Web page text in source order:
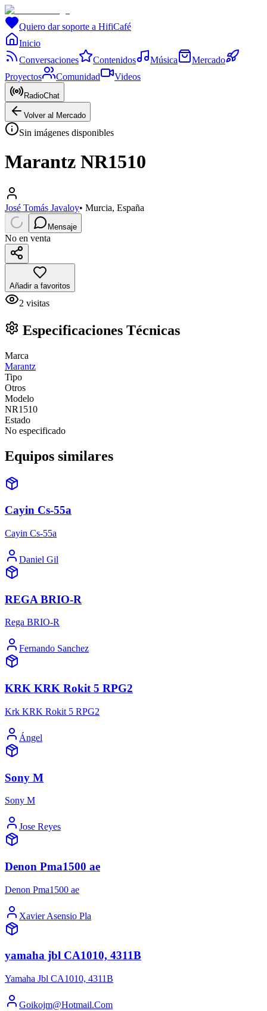
Quiero dar soporte a HifiCafé
Inicio
Conversaciones
Contenidos Música
Mercado
Proyectos
Comunidad Videos
RadioChat
Volver al Mercado
Sin imágenes disponibles
Marantz NR1510
José Tomás Javaloy• Murcia, España
Mensaje
No en venta
Añadir a favoritos
2 visitas
Especificaciones Técnicas
Marca
Marantz
Tipo
Otros
Modelo
NR1510
Estado
No especificado
Equipos similares
Cayin Cs-55a
Cayin Cs-55a
Daniel Gil
REGA BRIO-R
Rega BRIO-R
Fernando Sanchez
KRK KRK Rokit 5 RPG2
Krk KRK Rokit 5 RPG2
Ángel
Sony M
Sony M
Jose Reyes
Denon Pma1500 ae
Denon Pma1500 ae
Xavier Asensio Pla
yamaha jbl CA1010, 4311B
Yamaha Jbl CA1010, 4311B
Goikojm@Hotmail.Com